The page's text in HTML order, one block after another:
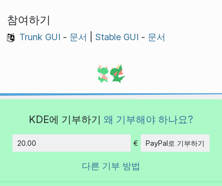
참여하기
Trunk GUI - 문서 Stable GUI - 문서
KDE에 기부하기 왜 기부해야 하나요?
€ PayPal로 기부하기
다른 기부 방법